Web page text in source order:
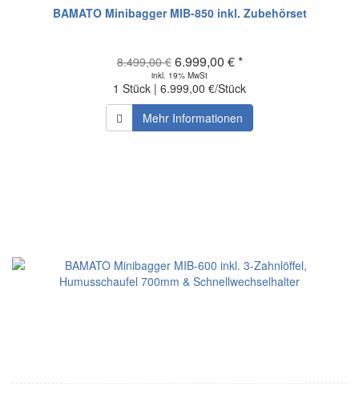
BAMATO Minibagger MIB-850 inkl. Zubehörset
8.499,00 € 6.999,00 € *
inkl. 19% MwSt
1 Stück | 6.999,00 €/Stück
Mehr Informationen